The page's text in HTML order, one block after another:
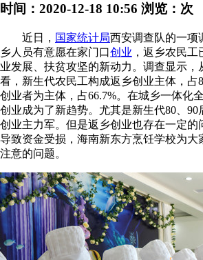
时间：2020-12-18 10:56 浏览： 次
近日， 国家统计局西安调查队的一项
乡人员有意愿在家门口创业 ，返乡农民
业发展、扶贫攻坚的新动力。调查显示，
看，新生代农民工构成返乡创业主体，占
创业者为主体，占66.7%。在城乡一体化
创业成为了新趋势。尤其是新生代80、
创业主力军。但是返乡创业也存在一定的
导致资金受损，海南新东方烹饪学校为大
注意的问题。